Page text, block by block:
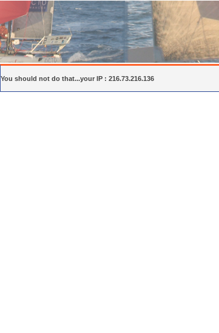
You should not do that...your IP : 216.73.216.136